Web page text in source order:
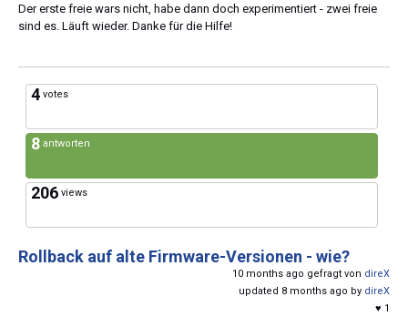
Der erste freie wars nicht, habe dann doch experimentiert - zwei freie
sind es. Läuft wieder. Danke für die Hilfe!
4 votes
8 antworten
206 views
Rollback auf alte Firmware-Versionen - wie?
10 months ago gefragt von direX
updated 8 months ago by direX
♥ 1